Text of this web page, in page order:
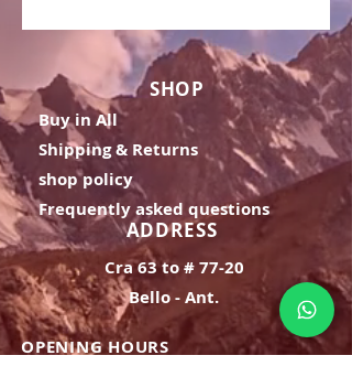
SHOP
Buy in All
Shipping & Returns
shop policy
Frequently asked questions
ADDRESS
Cra 63 to # 77-20
Bello - Ant.
OPENING HOURS